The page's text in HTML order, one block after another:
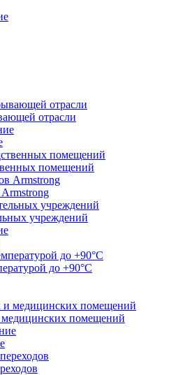
отрасли
помещений
учреждений
до +90°С
помещений